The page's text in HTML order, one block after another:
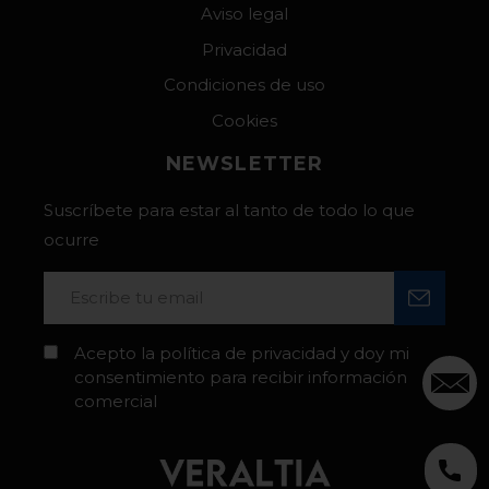
Aviso legal
Privacidad
Condiciones de uso
Cookies
NEWSLETTER
Suscríbete para estar al tanto de todo lo que
ocurre
Acepto la política de privacidad y doy mi
consentimiento para recibir información
comercial